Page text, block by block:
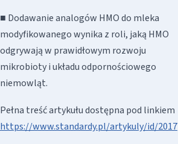
■ Dodawanie analogów HMO do mleka
modyfikowanego wynika z roli, jaką HMO
odgrywają w prawidłowym rozwoju
mikrobioty i układu odpornościowego
niemowląt.
Pełna treść artykułu dostępna pod linkiem
https://www.standardy.pl/artykuly/id/2017